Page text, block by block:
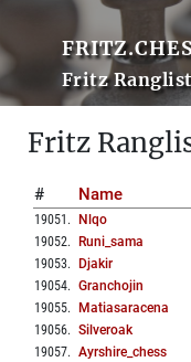
Fritz
Fritz
# Name
19051 . Nlqo
19052. Runi_sama
19053. Djakir
19054. Granchojin
19055. Matiasaracena
19056. Silveroak
19057. Ayrshire_chess